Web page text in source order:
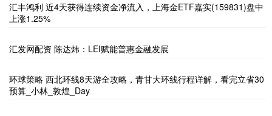
汇丰鸿利 近4天获得连续资金净流入，上海金ETF嘉实(159831)盘中
上涨1.25%
汇发网配资 陈达炜：LEI赋能普惠金融发展
环球策略 西北环线8天游全攻略，青甘大环线行程详解，看完立省30
预算_小林_敦煌_Day